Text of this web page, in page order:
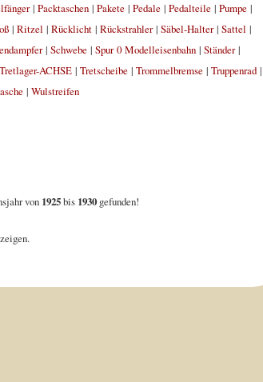
| Packtaschen| Pakete| Pedale| Pedalteile| Pumpe|
| Ritzel | Rücklicht| Rückstrahler| Säbel-Halter| Sattel |
| Schwebe| Spur 0 Modelleisenbahn| Ständer|
Tretlager-ACHSE| Tretscheibe| Trommelbremse| Truppenrad|
| Wulstreifen
von 1925bis 1930gefunden!